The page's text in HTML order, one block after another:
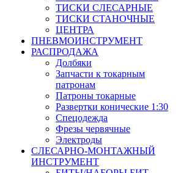
ТИСКИ СЛЕСАРНЫЕ
ТИСКИ СТАНОЧНЫЕ
ЦЕНТРА
ПНЕВМОИНСТРУМЕНТ
РАСПРОДАЖА
Долбяки
Запчасти к токарным
патронам
Патроны токарные
Развертки конические 1:30
Спецодежда
Фрезы червячные
Электроды
СЛЕСАРНО-МОНТАЖНЫЙ
ИНСТРУМЕНТ